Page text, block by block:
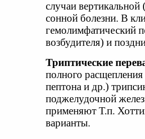
случаи вертикальной
сонной болезни. В
гемолимфатический
возбудителя) и
Триптические
полного
пептона и др.)
поджелудочной
применяют Т.п.
варианты.